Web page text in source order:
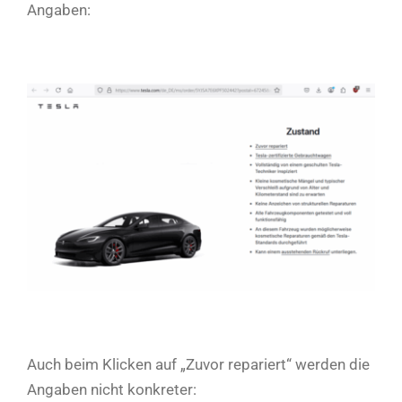
Angaben:
Auch beim Klicken auf „Zuvor repariert“ werden die
Angaben nicht konkreter: